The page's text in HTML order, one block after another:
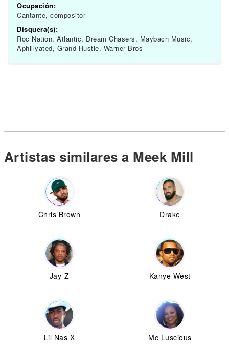
Ocupación:
Cantante, compositor
Disquera(s):
Roc Nation, Atlantic, Dream Chasers, Maybach Music,
Aphillyated, Grand Hustle, Warner Bros
Artistas similares a Meek Mill
Chris Brown Drake
Jay-Z Kanye West
Lil Nas X Mc Luscious